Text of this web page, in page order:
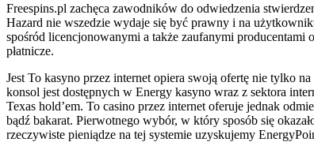
Freespins.pl zachęca zawodników do odwiedzenia
Hazard nie wszedzie wydaje się być prawny i na
spośród licencjonowanymi a także zaufanymi producentami
płatnicze.
Jest To kasyno przez internet opiera swoją ofertę nie tylko
konsol jest dostępnych w Energy kasyno wraz z sektora
Texas hold’em. To casino przez internet oferuje jednak
bądź bakarat. Pierwotnego wybór, w który sposób się
rzeczywiste pieniądze na tej systemie uzyskujemy